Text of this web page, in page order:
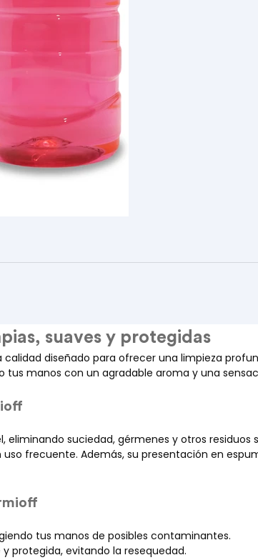
suaves y protegidas
diseñado para ofrecer una limpieza
manos con un agradable aroma y una
suciedad, gérmenes y otros
frecuente. Además, su presentación en
tus manos de posibles contaminantes.
protegida, evitando la resequedad.